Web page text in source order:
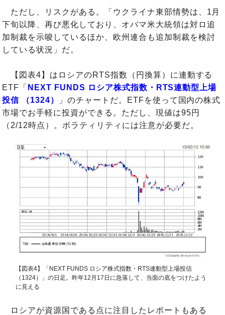
ただし、リスクがある。「ウクライナ東部情勢は、1月
下旬以降、再び悪化しており、オバマ米大統領は対ロ追
加制裁を示唆しているほか、欧州連合も追加制裁を検討
している状況」だ。
【図表4】はロシアのRTS指数（円換算）に連動する
ETF「 NEXT FUNDS ロシア株式指数・RTS連動型上場
投信 （1324）
」のチャートだ。ETFを使って国内の株式
市場でお手軽に投資ができる。ただし、現値は95円
（2/12時点）。ボラティリティには注意が必要だ。
【図表4】「NEXT FUNDS ロシア株式指数・RTS連動型上場投信
（1324）」の日足。昨年12月17日に急落して、当面の底をつけたよう
に見える
ロシアが資源国である点に注目したレポートもある